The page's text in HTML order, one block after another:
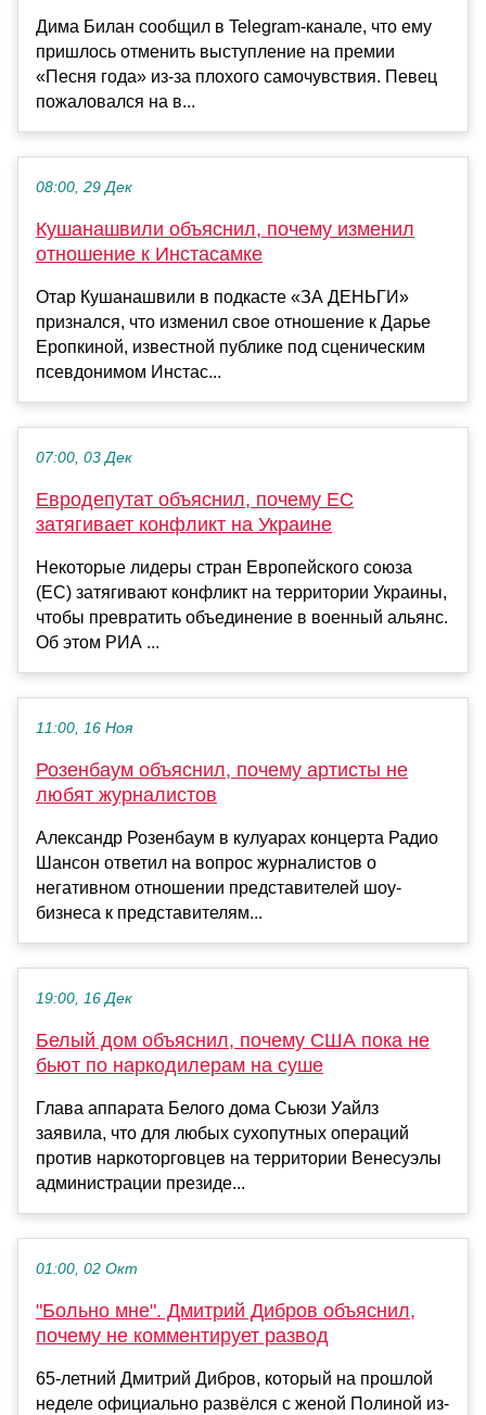
Дима Билан сообщил в Telegram-канале, что ему
пришлось отменить выступление на премии
«Песня года» из-за плохого самочувствия. Певец
пожаловался на в...
08:00, 29 Дек
Кушанашвили объяснил, почему изменил
отношение к Инстасамке
Отар Кушанашвили в подкасте «ЗА ДЕНЬГИ»
признался, что изменил свое отношение к Дарье
Еропкиной, известной публике под сценическим
псевдонимом Инстас...
07:00, 03 Дек
Евродепутат объяснил, почему ЕС
затягивает конфликт на Украине
Некоторые лидеры стран Европейского союза
(ЕС) затягивают конфликт на территории Украины,
чтобы превратить объединение в военный альянс.
Об этом РИА ...
11:00, 16 Ноя
Розенбаум объяснил, почему артисты не
любят журналистов
Александр Розенбаум в кулуарах концерта Радио
Шансон ответил на вопрос журналистов о
негативном отношении представителей шоу-
бизнеса к представителям...
19:00, 16 Дек
Белый дом объяснил, почему США пока не
бьют по наркодилерам на суше
Глава аппарата Белого дома Сьюзи Уайлз
заявила, что для любых сухопутных операций
против наркоторговцев на территории Венесуэлы
администрации президе...
01:00, 02 Окт
"Больно мне". Дмитрий Дибров объяснил,
почему не комментирует развод
65-летний Дмитрий Дибров, который на прошлой
неделе официально развёлся с женой Полиной из-